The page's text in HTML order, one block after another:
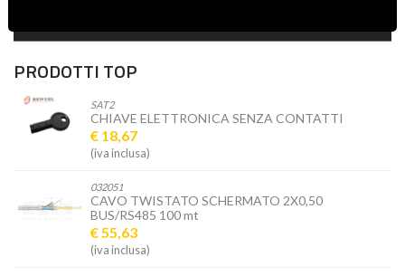
PRODOTTI TOP
SAT2
CHIAVE ELETTRONICA SENZA CONTATTI
€ 18,67
(iva inclusa)
032051
CAVO TWISTATO SCHERMATO 2X0,50
BUS/RS485 100 mt
€ 55,63
(iva inclusa)